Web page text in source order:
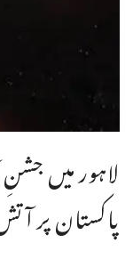
لاہور میں جشنِ
پاکستان پر